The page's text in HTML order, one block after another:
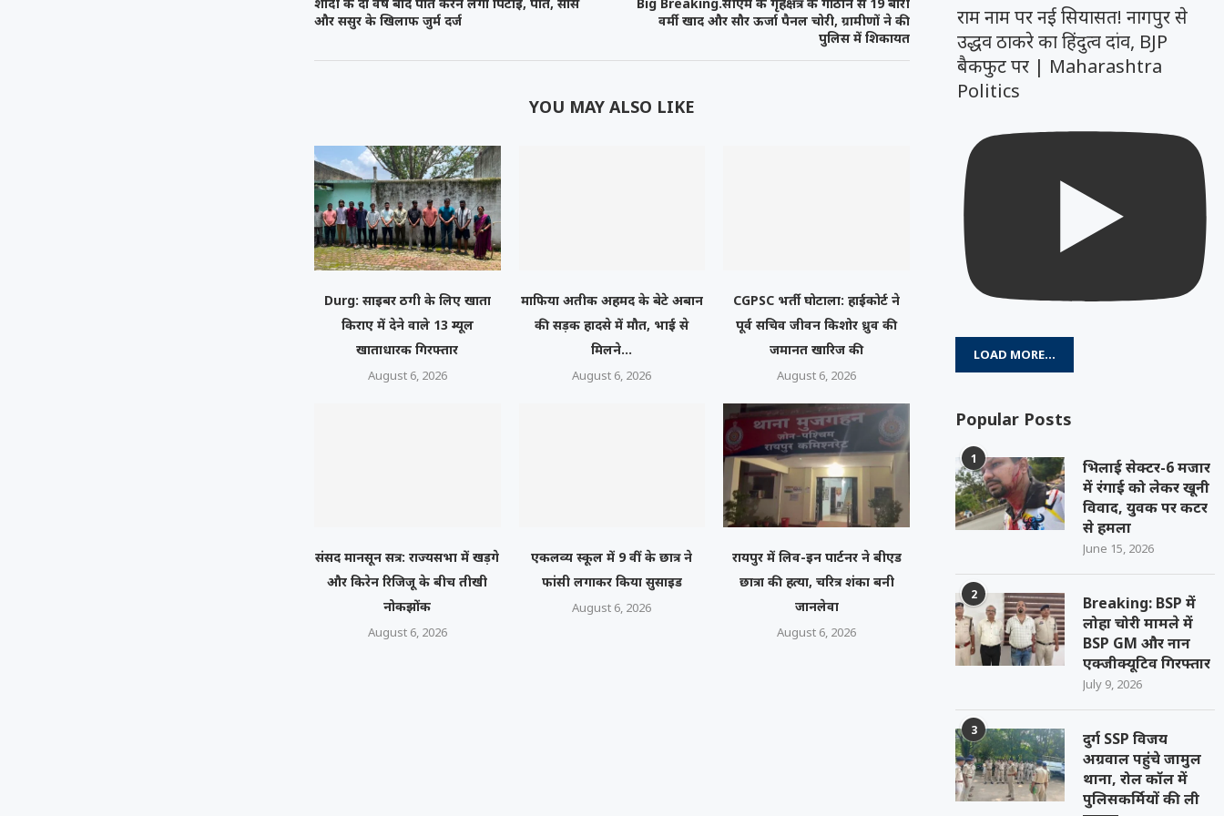
और ससुर के खिलाफ जुर्म दर्ज
वर्मी खाद और सौर ऊर्जा पैनल चोरी, ग्रामीणों ने की
पुलिस में शिकायत
YOU MAY ALSO LIKE
Durg: साइबर ठगी के लिए खाता
किराए में देने वाले 13 म्यूल
खाताधारक गिरफ्तार
August 6, 2026
माफिया अतीक अहमद के बेटे अबान
की सड़क हादसे में मौत, भाई से
मिलने...
August 6, 2026
CGPSC भर्ती घोटाला: हाईकोर्ट ने
पूर्व सचिव जीवन किशोर ध्रुव की
जमानत खारिज की
August 6, 2026
संसद मानसून सत्र: राज्यसभा में खड़गे
और किरेन रिजिजू के बीच तीखी
नोकझोंक
August 6, 2026
एकलव्य स्कूल में 9 वीं के छात्र ने
फांसी लगाकर किया सुसाइड
August 6, 2026
रायपुर में लिव-इन पार्टनर ने बीएड
छात्रा की हत्या, चरित्र शंका बनी
जानलेवा
August 6, 2026
राम नाम पर नई सियासत! नागपुर से
उद्धव ठाकरे का हिंदुत्व दांव, BJP
बैकफुट पर | Maharashtra
Politics
LOAD MORE...
Popular Posts
1
भिलाई सेक्टर-6 मजार
में रंगाई को लेकर खूनी
विवाद, युवक पर कटर
से हमला
June 15, 2026
2
Breaking: BSP में
लोहा चोरी मामले में
BSP GM और नान
एक्जीक्यूटिव गिरफ्तार
July 9, 2026
3
दुर्ग SSP विजय
अग्रवाल पहुंचे जामुल
थाना, रोल कॉल में
पुलिसकर्मियों की ली